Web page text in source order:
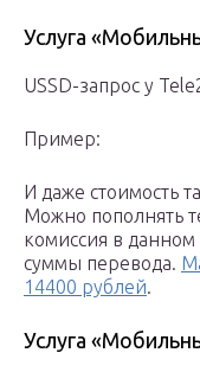
Услуга
USSD-запрос у
Пример:
И даже стоимость
Можно пополнять
комиссия в данном
суммы перевода.
14400 рублей.
Услуга